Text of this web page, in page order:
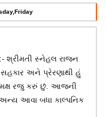
શ્રીમતી સ્નેહલ રાજન
અને પ્રેરણાથી હું
રજુ કરું છું. આજની
આવા બધા કાલ્પનિક